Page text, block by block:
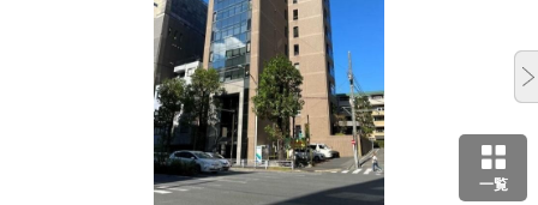
一覧